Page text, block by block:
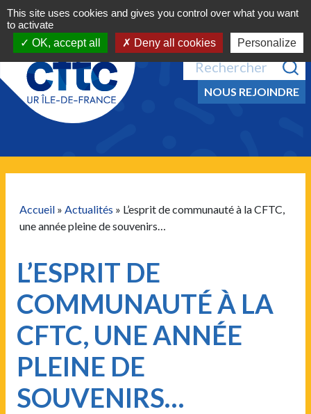
Aller au contenu
Navigation principale
MENU
Recherche pour :
NOUS REJOINDRE
Accueil » Actualités » L’esprit de communauté à la CFTC,
une année pleine de souvenirs…
L’ESPRIT DE
COMMUNAUTÉ À LA
CFTC, UNE ANNÉE
PLEINE DE
SOUVENIRS…
This site uses cookies and gives you control over what you want
to activate
OK, accept all
Deny all cookies Personalize